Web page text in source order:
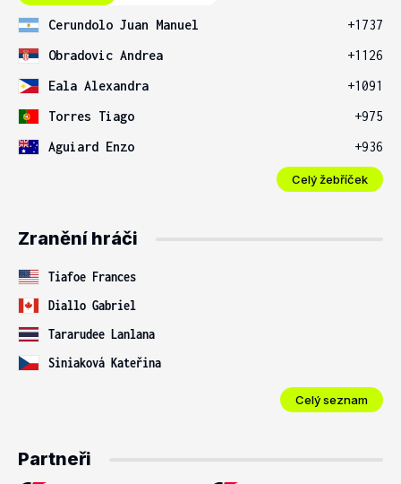
Cerundolo Juan Manuel
+1737
Obradovic Andrea
+1126
Eala Alexandra
+1091
Torres Tiago
+975
Aguiard Enzo
+936
Celý žebříček
Zranění hráči
Tiafoe Frances
Diallo Gabriel
Tararudee Lanlana
Siniaková Kateřina
Celý seznam
Partneři